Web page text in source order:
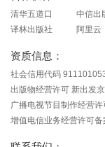
清华五道口 中信出
译林出版社
阿里云
资质信息：
社会信用代码
出版物经营许可 新出发
广播电视节目制作经营
增值电信业务经营许可